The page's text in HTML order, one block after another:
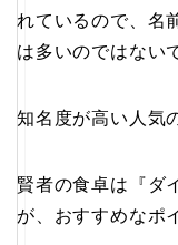
れているので、名
は多いのではない
知名度が高い人気
賢者の食卓は『ダ
が、おすすめなポ